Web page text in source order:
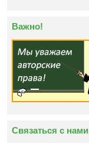
Важно!
Связаться с нами